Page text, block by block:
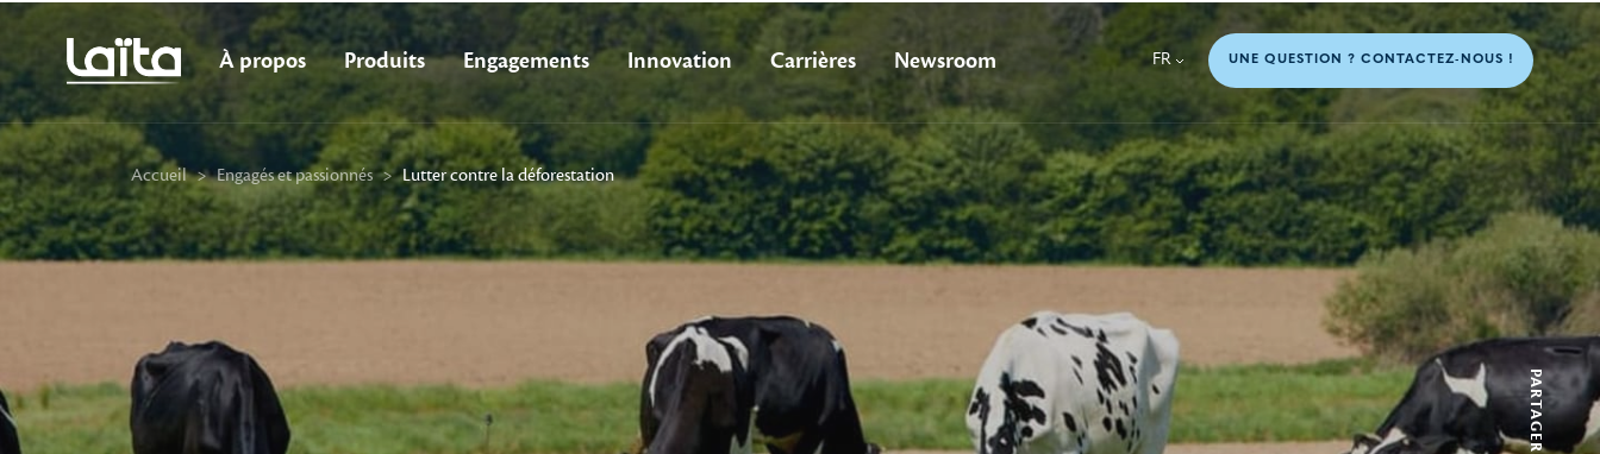
À propos Produits Engagements Innovation Carrières Newsroom FR UNE QUESTION ? CONTACTEZ-NOUS !
Accueil > Engagés et passionnés > Lutter contre la déforestation
PARTAGER